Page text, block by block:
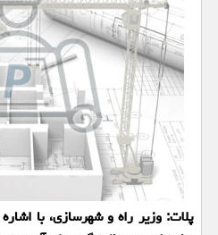
پلات: وزیر راه و شهرسازی، با